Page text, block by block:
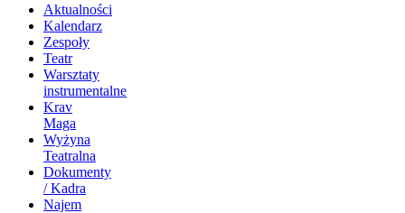
Aktualności
Kalendarz
Zespoły
Teatr
Warsztaty
instrumentalne
Krav
Maga
Wyżyna
Teatralna
Dokumenty
/ Kadra
Najem